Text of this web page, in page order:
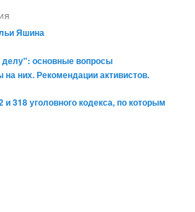
Яшина
основные вопросы
них. Рекомендации активистов.
318 уголовного кодекса, по которым